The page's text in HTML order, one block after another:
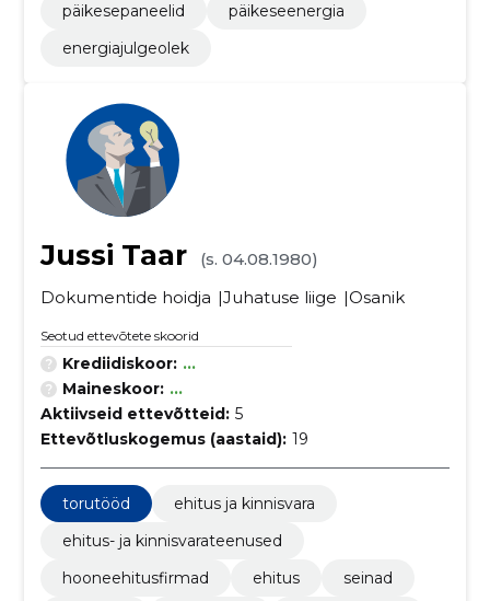
päikesepaneelid
päikeseenergia
energiajulgeolek
Jussi Taar
(s. 04.08.1980)
Dokumentide hoidja
Juhatuse liige Osanik
Seotud ettevõtete skoorid
Krediidiskoor: ...
Maineskoor: ...
Aktiivseid ettevõtteid: 5
Ettevõtluskogemus (aastaid): 19
torutööd
ehitus ja kinnisvara
ehitus- ja kinnisvarateenused
hooneehitusfirmad
ehitus seinad